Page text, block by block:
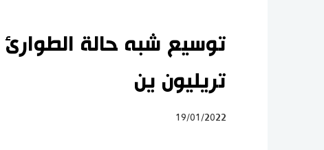
تريليون ين
19/01/2022